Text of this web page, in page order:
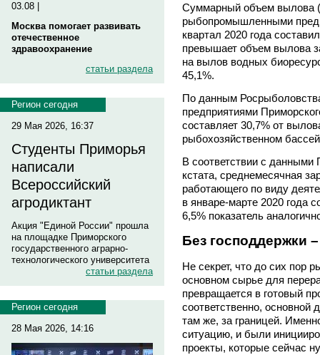
03.08 |
Москва помогает развивать
отечественное
здравоохранение
статьи раздела
Регион сегодня
29 Мая 2026, 16:37
Студенты Приморья
написали
Всероссийский
агродиктант
Акция "Единой России" прошла
на площадке Приморского
государственного аграрно-
технологического университета
статьи раздела
Регион сегодня
28 Мая 2026, 14:16
Суммарный объем вылова
рыбопромышленными
квартал 2020 года
превышает объем вылова
на вылов водных
45,1%.
По данным
предприятиями
составляет 30,7% от
рыбохозяйственном
В соответствии с данными
кстата, среднемесячная
работающего по виду
в январе-марте 2020 года
6,5% показатель
Без господдержки
Не секрет, что до сих пор
основном сырье для
превращается в готовый
соответственно, основной
там же, за границей.
ситуацию, и были
проекты, которые сейчас